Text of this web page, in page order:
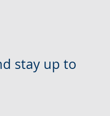
stay up to